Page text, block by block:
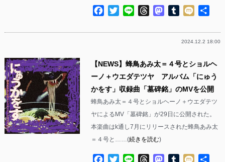
Facebook
TwitterLine ThreadsMastodon
Tumblr
Mixi
2024.12.2 18:00
【NEWS】蜂鳥あみ太＝４号とショルヘ
ーノ＋ウエダテツヤ アルバム「にゅう
かをす」収録曲「墓碑銘」のMVを公開
蜂鳥あみ太＝４号とショルヘーノ＋ウエダテツ
ヤによるMV「墓碑銘」が29日に公開された。
本楽曲はk通し7月にリリースされた蜂鳥あみ太
＝４号と……(続きを読む)
Facebook
TwitterLine ThreadsMastodon
Tumblr
Mixi